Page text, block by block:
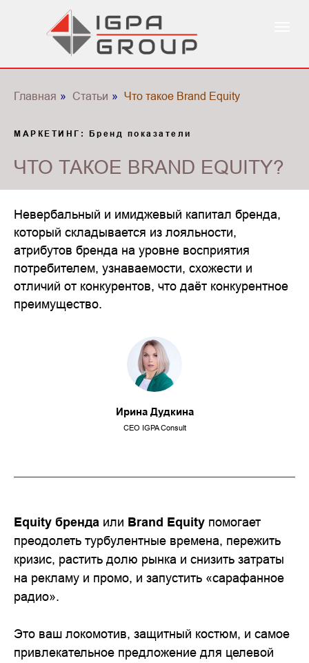
Главная » Статьи » Что такое Brand Equity
МАРКЕТИНГ: Бренд показатели
ЧТО ТАКОЕ BRAND EQUITY?
Невербальный и имиджевый капитал бренда,
который складывается из лояльности,
атрибутов бренда на уровне восприятия
потребителем, узнаваемости, схожести и
отличий от конкурентов, что даёт конкурентное
преимущество.
Ирина Дудкина
CEO IGPA Consult
Equity бренда или Brand Equity помогает
преодолеть турбулентные времена, пережить
кризис, растить долю рынка и снизить затраты
на рекламу и промо, и запустить «сарафанное
радио».
Это ваш локомотив, защитный костюм, и самое
привлекательное предложение для целевой